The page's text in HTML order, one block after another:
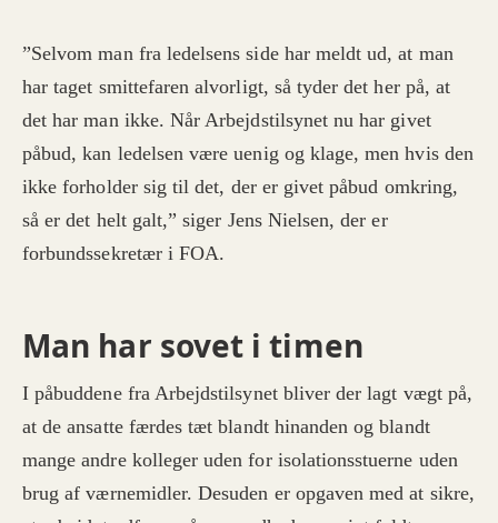
”Selvom man fra ledelsens side har meldt ud, at man
har taget smittefaren alvorligt, så tyder det her på, at
det har man ikke. Når Arbejdstilsynet nu har givet
påbud, kan ledelsen være uenig og klage, men hvis den
ikke forholder sig til det, der er givet påbud omkring,
så er det helt galt,” siger Jens Nielsen, der er
forbundssekretær i FOA.
Man har sovet i timen
I påbuddene fra Arbejdstilsynet bliver der lagt vægt på,
at de ansatte færdes tæt blandt hinanden og blandt
mange andre kolleger uden for isolationsstuerne uden
brug af værnemidler. Desuden er opgaven med at sikre,